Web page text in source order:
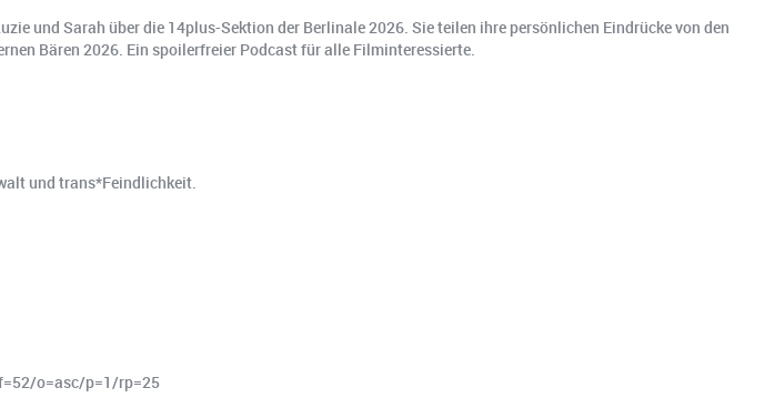
und Sarah über die 14plus-Sektion der Berlinale 2026. Sie teilen ihre persönlichen Eindrücke von den
Bären 2026. Ein spoilerfreier Podcast für alle Filminteressierte.
und trans*Feindlichkeit.
o=asc/p=1/rp=25